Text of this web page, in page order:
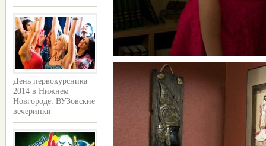
День первокурсника
2014 в Нижнем
Новгороде: ВУЗовские
вечеринки